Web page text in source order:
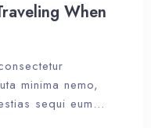
When
minima nemo,
sequi eum…